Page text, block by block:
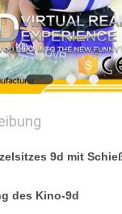
9d mit
des Kino-9d